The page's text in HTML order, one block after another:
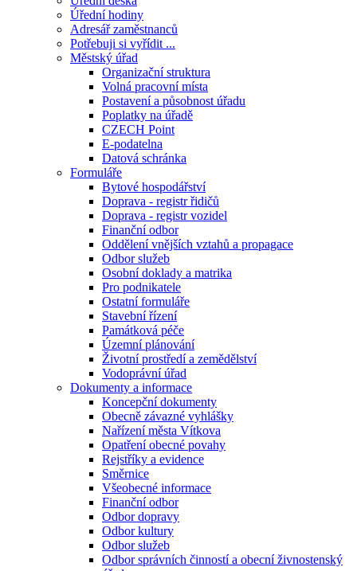
Úřední hodiny
Adresář zaměstnanců
Potřebuji si vyřídit ...
Městský úřad
Organizační struktura
Volná pracovní místa
Postavení a působnost úřadu
Poplatky na úřadě
CZECH Point
E-podatelna
Datová schránka
Formuláře
Bytové hospodářství
Doprava - registr řidičů
Doprava - registr vozidel
Finanční odbor
Oddělení vnějších vztahů a propagace
Odbor služeb
Osobní doklady a matrika
Pro podnikatele
Ostatní formuláře
Stavební řízení
Památková péče
Územní plánování
Životní prostředí a zemědělství
Vodoprávní úřad
Dokumenty a informace
Koncepční dokumenty
Obecně závazné vyhlášky
Nařízení města Vítkova
Opatření obecné povahy
Rejstříky a evidence
Směrnice
Všeobecné informace
Finanční odbor
Odbor dopravy
Odbor kultury
Odbor služeb
Odbor správních činností a obecní živnostenský